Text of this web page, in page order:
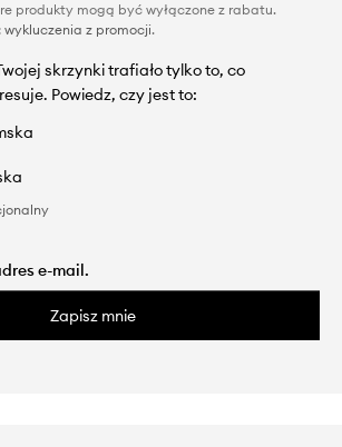
produkty mogą być wyłączone z rabatu.
wykluczenia z promocji.
skrzynki trafiało tylko to, co
Powiedz, czy jest to:
Zapisz mnie